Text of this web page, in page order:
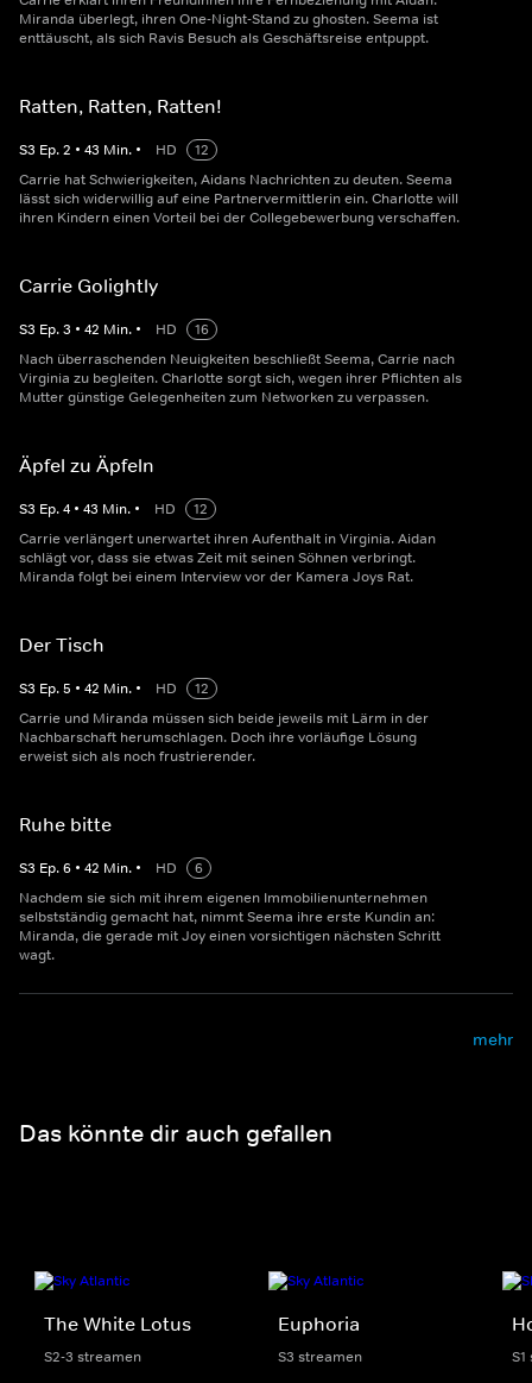
Miranda überlegt, ihren One-Night-Stand zu ghosten. Seema ist
enttäuscht, als sich Ravis Besuch als Geschäftsreise entpuppt.
Ratten, Ratten, Ratten!
S3 Ep.2 • 43 Min. • HD
12
Carrie hat Schwierigkeiten, Aidans Nachrichten zu deuten. Seema
lässt sich widerwillig auf eine Partnervermittlerin ein. Charlotte will
ihren Kindern einen Vorteil bei der Collegebewerbung verschaffen.
Carrie Golightly
S3 Ep.3 • 42 Min. • HD
16
Nach überraschenden Neuigkeiten beschließt Seema, Carrie nach
Virginia zu begleiten. Charlotte sorgt sich, wegen ihrer Pflichten als
Mutter günstige Gelegenheiten zum Networken zu verpassen.
Äpfel zu Äpfeln
S3 Ep.4 • 43 Min. • HD
12
Carrie verlängert unerwartet ihren Aufenthalt in Virginia. Aidan
schlägt vor, dass sie etwas Zeit mit seinen Söhnen verbringt.
Miranda folgt bei einem Interview vor der Kamera Joys Rat.
Der Tisch
S3 Ep.5 • 42 Min. • HD
12
Carrie und Miranda müssen sich beide jeweils mit Lärm in der
Nachbarschaft herumschlagen. Doch ihre vorläufige Lösung
erweist sich als noch frustrierender.
Ruhe bitte
S3 Ep.6 • 42 Min. • HD
6
Nachdem sie sich mit ihrem eigenen Immobilienunternehmen
selbstständig gemacht hat, nimmt Seema ihre erste Kundin an:
Miranda, die gerade mit Joy einen vorsichtigen nächsten Schritt
wagt.
mehr
Das könnte dir auch gefallen
The White Lotus
S2-3 streamen
Euphoria
S3 streamen